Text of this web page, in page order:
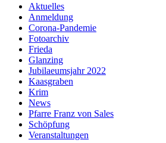
Aktuelles
Anmeldung
Corona-Pandemie
Fotoarchiv
Frieda
Glanzing
Jubilaeumsjahr 2022
Kaasgraben
Krim
News
Pfarre Franz von Sales
Schöpfung
Veranstaltungen